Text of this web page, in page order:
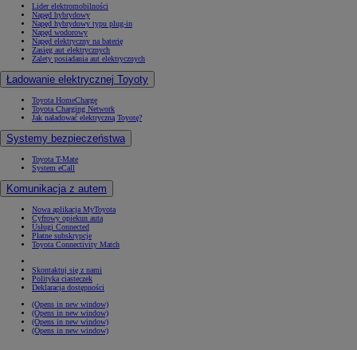
Lider elektromobilności
Napęd hybrydowy
Napęd hybrydowy typu plug-in
Napęd wodorowy
Napęd elektryczny na baterię
Zasięg aut elektrycznych
Zalety posiadania aut elektrycznych
Ładowanie elektrycznej Toyoty
Toyota HomeCharge
Toyota Charging Network
Jak naładować elektryczną Toyotę?
Systemy bezpieczeństwa
Toyota T-Mate
System eCall
Komunikacja z autem
Nowa aplikacja MyToyota
Cyfrowy opiekun auta
Usługi Connected
Płatne subskrypcje
Toyota Connectivity Match
Skontaktuj się z nami
Polityka ciasteczek
Deklaracja dostępności
(Opens in new window)
(Opens in new window)
(Opens in new window)
(Opens in new window)